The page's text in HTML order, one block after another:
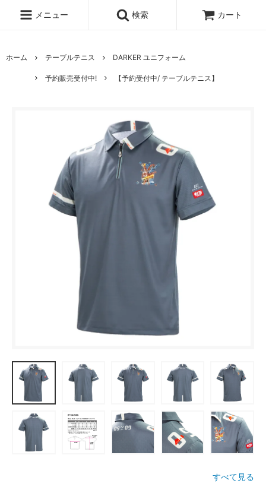
メニュー 検索 カート
ホーム テーブルテニス DARKER ユニフォーム
予約販売受付中! 【予約受付中/ テーブルテニス】
すべて見る